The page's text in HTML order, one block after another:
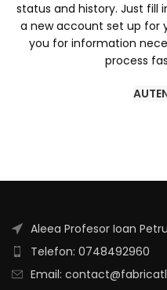
status and history. Just fill
a new account set up for
you for information
process
Aleea Profesor Ioan
Telefon: 0748492960
Email: